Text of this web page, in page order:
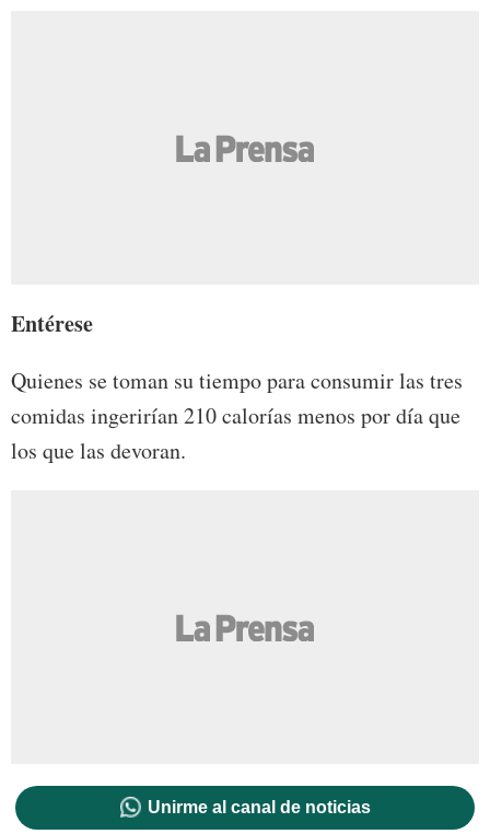
Entérese
Quienes se toman su tiempo para consumir las tres
comidas ingerirían 210 calorías menos por día que
los que las devoran.
Unirme al canal de noticias